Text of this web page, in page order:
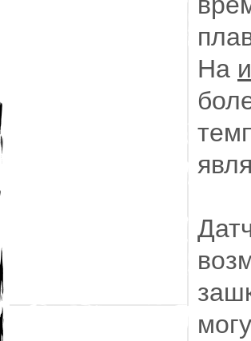
На